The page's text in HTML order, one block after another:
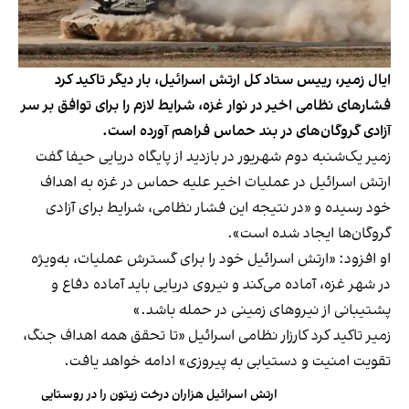
ایال زمیر، رییس ستاد کل ارتش اسرائیل، بار دیگر تاکید کرد
فشارهای نظامی اخیر در نوار غزه، شرایط لازم را برای توافق بر سر
آزادی گروگان‌های در بند حماس فراهم آورده است.
زمیر یک‌شنبه دوم شهریور در بازدید از پایگاه دریایی حیفا گفت
ارتش اسرائیل در عملیات اخیر علیه حماس در غزه به اهداف
خود رسیده و «در نتیجه این فشار نظامی، شرایط برای آزادی
گروگان‌ها ایجاد شده است».
او افزود: «ارتش اسرائیل خود را برای گسترش عملیات، به‌ویژه
در شهر غزه، آماده می‌کند و نیروی دریایی باید آماده دفاع و
پشتیبانی از نیروهای زمینی در حمله باشد.»
زمیر تاکید کرد کارزار نظامی اسرائیل «تا تحقق همه اهداف جنگ،
تقویت امنیت و دستیابی به پیروزی» ادامه خواهد یافت.
ارتش اسرائیل هزاران درخت زیتون را در روستایی